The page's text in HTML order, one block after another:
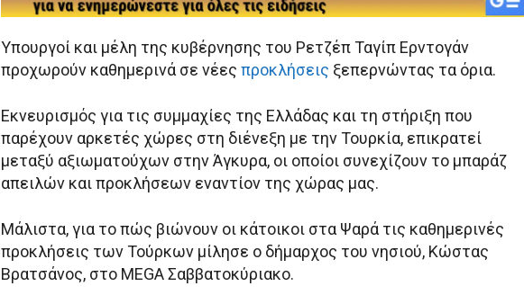
Υπουργοί και μέλη της κυβέρνησης του Ρετζέπ Ταγίπ Ερντογάν
προχωρούν καθημερινά σε νέες προκλήσεις ξεπερνώντας τα όρια.
Εκνευρισμός για τις συμμαχίες της Ελλάδας και τη στήριξη που
παρέχουν αρκετές χώρες στη διένεξη με την Τουρκία, επικρατεί
μεταξύ αξιωματούχων στην Άγκυρα, οι οποίοι συνεχίζουν το μπαράζ
απειλών και προκλήσεων εναντίον της χώρας μας.
Μάλιστα, για το πώς βιώνουν οι κάτοικοι στα Ψαρά τις καθημερινές
προκλήσεις των Τούρκων μίλησε ο δήμαρχος του νησιού, Κώστας
Βρατσάνος, στο MEGA Σαββατοκύριακο.